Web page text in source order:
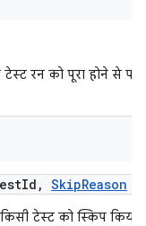
रन को पूरा होने से
Id , SkipReason
टेस्ट को स्किप किया